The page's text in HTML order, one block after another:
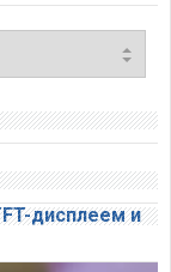
дисплеем и